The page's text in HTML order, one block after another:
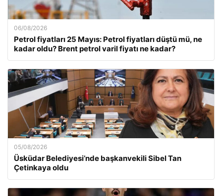
06/08/2026
Petrol fiyatları 25 Mayıs: Petrol fiyatları düştü mü, ne
kadar oldu? Brent petrol varil fiyatı ne kadar?
05/08/2026
Üsküdar Belediyesi’nde başkanvekili Sibel Tan
Çetinkaya oldu